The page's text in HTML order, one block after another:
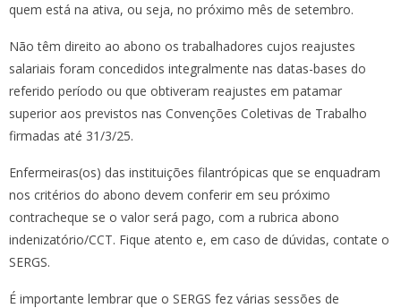
quem está na ativa, ou seja, no próximo mês de setembro.
Não têm direito ao abono os trabalhadores cujos reajustes
salariais foram concedidos integralmente nas datas-bases do
referido período ou que obtiveram reajustes em patamar
superior aos previstos nas Convenções Coletivas de Trabalho
firmadas até 31/3/25.
Enfermeiras(os) das instituições filantrópicas que se enquadram
nos critérios do abono devem conferir em seu próximo
contracheque se o valor será pago, com a rubrica abono
indenizatório/CCT. Fique atento e, em caso de dúvidas, contate o
SERGS.
É importante lembrar que o SERGS fez várias sessões de